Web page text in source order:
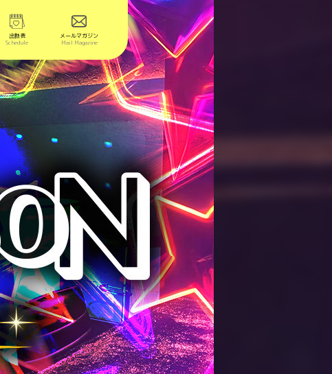
出勤表
Schedule
メールマガジン
Mail Magazine